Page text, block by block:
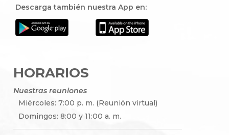
Descarga también nuestra App en:
HORARIOS
Nuestras reuniones
Miércoles: 7:00 p. m. (Reunión virtual)
Domingos: 8:00 y 11:00 a. m.